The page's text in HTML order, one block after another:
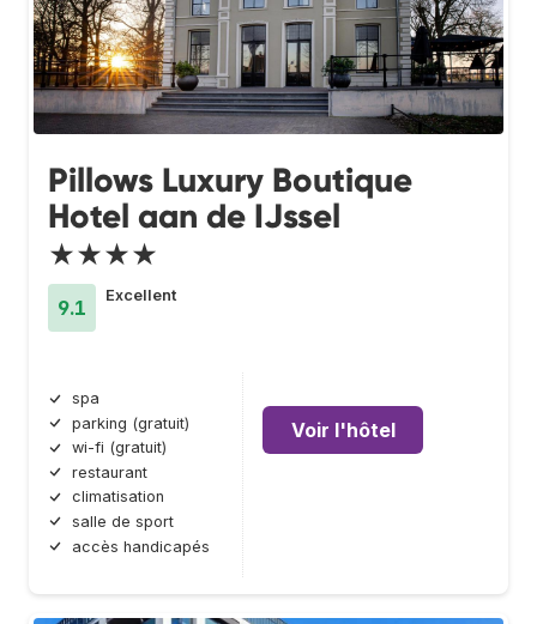
Pillows Luxury Boutique
Hotel aan de IJssel
★★★★
9.1
Excellent
spa
parking (gratuit)
wi-fi (gratuit)
restaurant
climatisation
salle de sport
accès handicapés
Voir l'hôtel